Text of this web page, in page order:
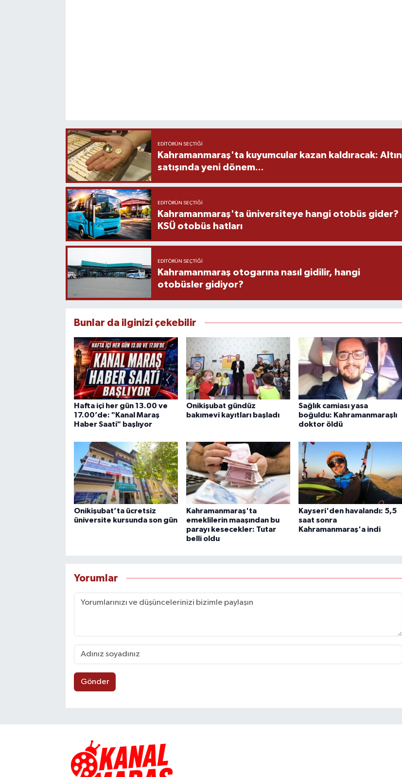
EDITÖRÜN SEÇTIĞI
Kahramanmaraş'ta kuyumcular kazan kaldıracak: Altın
satışında yeni dönem...
EDITÖRÜN SEÇTIĞI
Kahramanmaraş'ta üniversiteye hangi otobüs gider?
KSÜ otobüs hatları
EDITÖRÜN SEÇTIĞI
Kahramanmaraş otogarına nasıl gidilir, hangi
otobüsler gidiyor?
Bunlar da ilginizi çekebilir
Hafta içi her gün 13.00 ve
17.00’de: "Kanal Maraş
Haber Saati" başlıyor
Onikişubat gündüz
bakımevi kayıtları başladı
Sağlık camiası yasa
boğuldu: Kahramanmaraşlı
doktor öldü
Onikişubat’ta ücretsiz
üniversite kursunda son gün
Kahramanmaraş'ta
emeklilerin maaşından bu
parayı kesecekler: Tutar
belli oldu
Kayseri'den havalandı: 5,5
saat sonra
Kahramanmaraş'a indi
Yorumlar
Gönder